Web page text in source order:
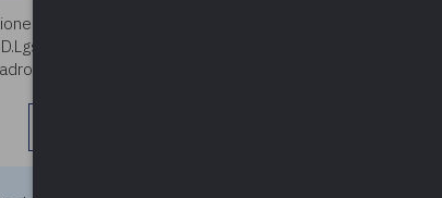
riguardo ai costi
36/2023. Nello
economico